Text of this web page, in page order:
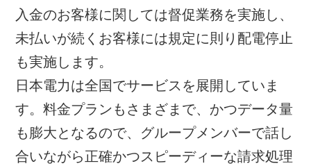
入金のお客様に関しては督促業務を実施し、
未払いが続くお客様には規定に則り配電停止
も実施します。
日本電力は全国でサービスを展開していま
す。料金プランもさまざまで、かつデータ量
も膨大となるので、グループメンバーで話し
合いながら正確かつスピーディーな請求処理